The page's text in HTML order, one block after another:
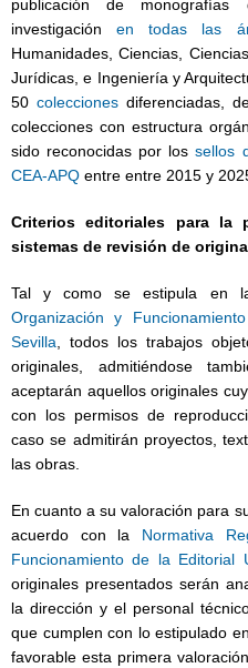
publicación de
investigaciónen todas las
Humanidades, Ciencias,
Jurídicas, e Ingeniería y
50 coleccionesdiferenciadas,
colecciones con estructura
sido reconocidas por lossellos
CEA-APQ entre entre 2015 y
Criterios editoriales para la
sistemas de revisión de
Tal y como se estipula en
Organización y
Sevilla, todos los trabajos
originales, admitiéndose
aceptarán aquellos originales
con los permisos de
caso se admitirán proyectos,
las obras.
En cuanto a su valoración para
acuerdo con la Normativa
Funcionamiento de la Editorial
originales presentados serán
la dirección y el personal
que cumplen con lo estipulado
favorable esta primera